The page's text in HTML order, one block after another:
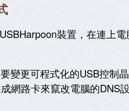
裝置，在連上
變更可程式化的USB控制
網路卡來竄改電腦的DNS